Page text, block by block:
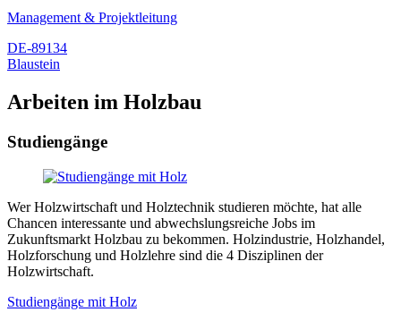
Management & Projektleitung
DE-89134
Blaustein
Arbeiten im Holzbau
Studiengänge
Wer Holzwirtschaft und Holztechnik studieren möchte, hat alle
Chancen interessante und abwechslungsreiche Jobs im
Zukunftsmarkt Holzbau zu bekommen. Holzindustrie, Holzhandel,
Holzforschung und Holzlehre sind die 4 Disziplinen der
Holzwirtschaft.
Studiengänge mit Holz